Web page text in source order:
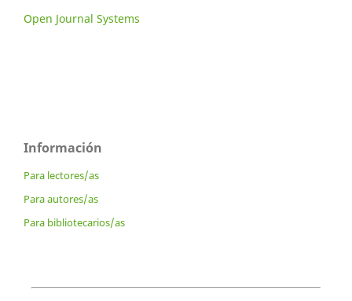
Open Journal Systems
Información
Para lectores/as
Para autores/as
Para bibliotecarios/as